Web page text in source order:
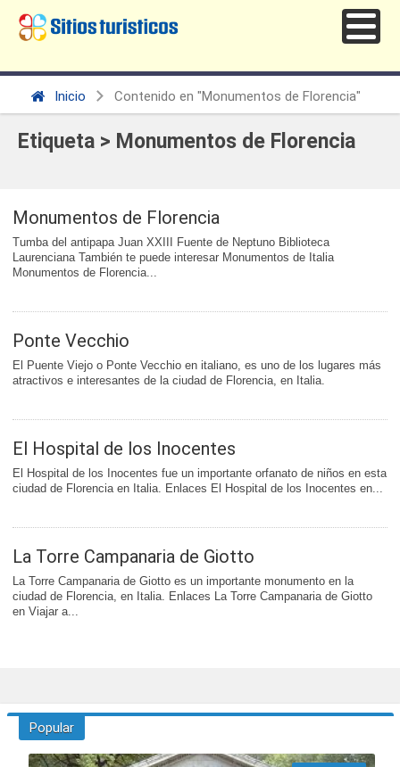
Inicio Contenido en "Monumentos de Florencia"
Etiqueta > Monumentos de Florencia
Monumentos de Florencia
Tumba del antipapa Juan XXIII Fuente de Neptuno Biblioteca
Laurenciana También te puede interesar Monumentos de Italia
Monumentos de Florencia...
Ponte Vecchio
El Puente Viejo o Ponte Vecchio en italiano, es uno de los lugares más
atractivos e interesantes de la ciudad de Florencia, en Italia.
El Hospital de los Inocentes
El Hospital de los Inocentes fue un importante orfanato de niños en esta
ciudad de Florencia en Italia. Enlaces El Hospital de los Inocentes en...
La Torre Campanaria de Giotto
La Torre Campanaria de Giotto es un importante monumento en la
ciudad de Florencia, en Italia. Enlaces La Torre Campanaria de Giotto
en Viajar a...
Popular